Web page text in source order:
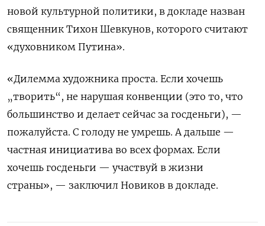
новой культурной политики, в докладе назван
священник Тихон Шевкунов, которого считают
«духовником Путина».
«Дилемма художника проста. Если хочешь
„творить“, не нарушая конвенции (это то, что
большинство и делает сейчас за госденьги), —
пожалуйста. С голоду не умрешь. А дальше —
частная инициатива во всех формах. Если
хочешь госденьги — участвуй в жизни
страны», — заключил Новиков в докладе.